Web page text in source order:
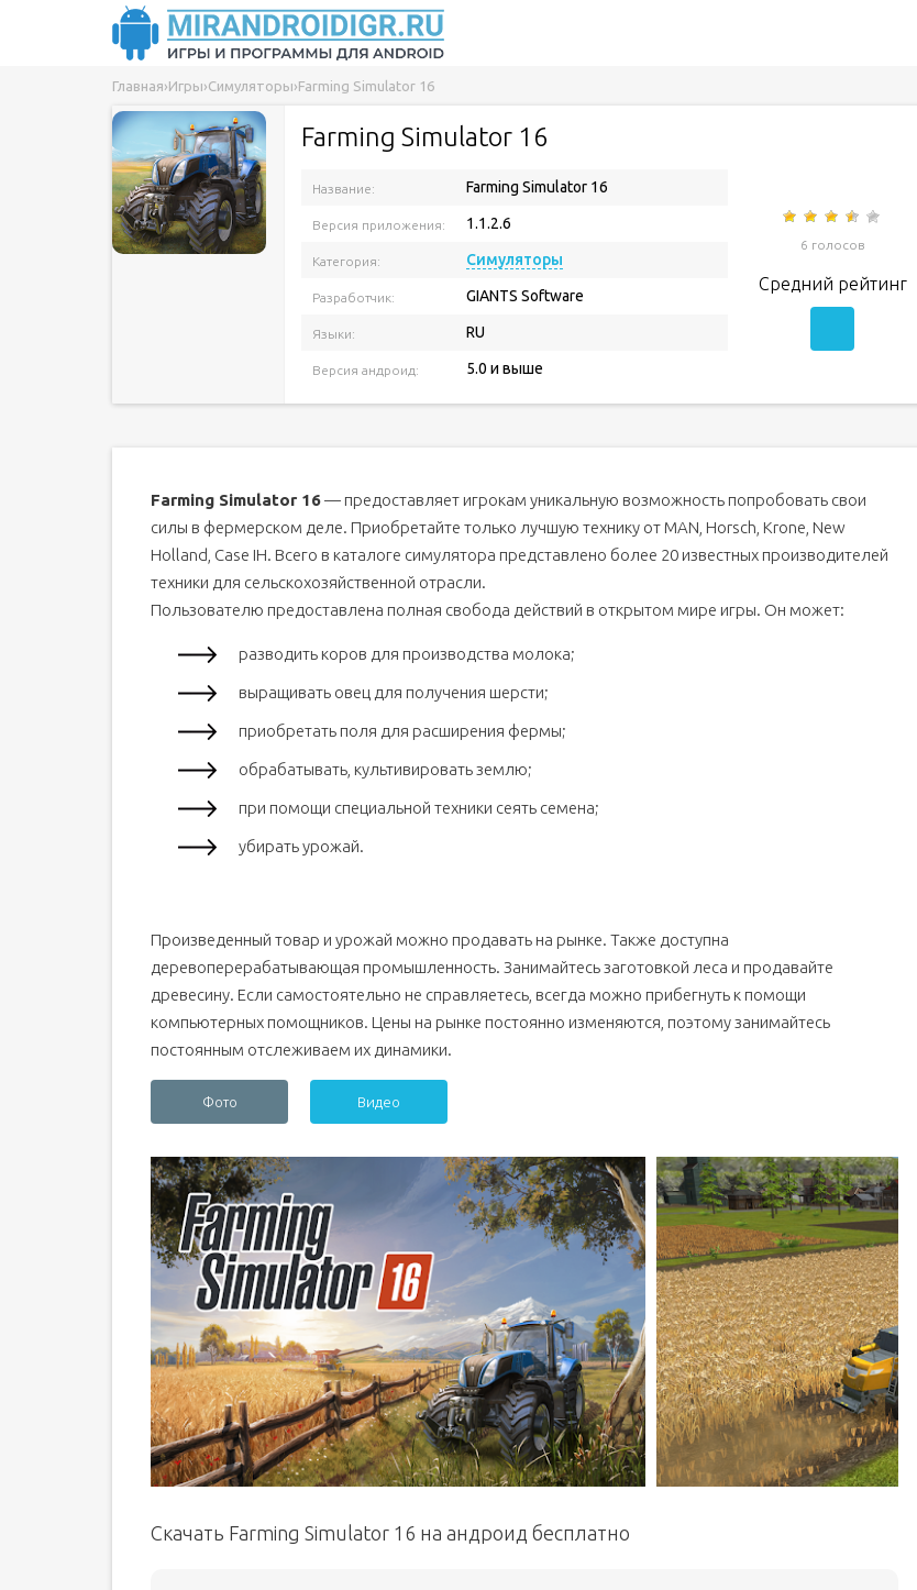
Главная›Игры›Симуляторы›Farming Simulator 16
Farming Simulator 16
Название: Farming Simulator 16
Версия приложения: 1.1.2.6
Категория: Симуляторы
Разработчик: GIANTS Software
Языки: RU
Версия андроид: 5.0 и выше
6 голосов
Средний рейтинг
Farming Simulator 16— предоставляет игрокам уникальную возможность попробовать свои
силы в фермерском деле. Приобретайте только лучшую технику от MAN, Horsch, Krone, New
Holland, Case IH. Всего в каталоге симулятора представлено более 20 известных производителей
техники для сельскохозяйственной отрасли.
Пользователю предоставлена полная свобода действий в открытом мире игры. Он может:
разводить коров для производства молока;
выращивать овец для получения шерсти;
приобретать поля для расширения фермы;
обрабатывать, культивировать землю;
при помощи специальной техники сеять семена;
убирать урожай.
Произведенный товар и урожай можно продавать на рынке. Также доступна
деревоперерабатывающая промышленность. Занимайтесь заготовкой леса и продавайте
древесину. Если самостоятельно не справляетесь, всегда можно прибегнуть к помощи
компьютерных помощников. Цены на рынке постоянно изменяются, поэтому занимайтесь
постоянным отслеживаем их динамики.
Фото Видео
Скачать Farming Simulator 16 на андроид бесплатно